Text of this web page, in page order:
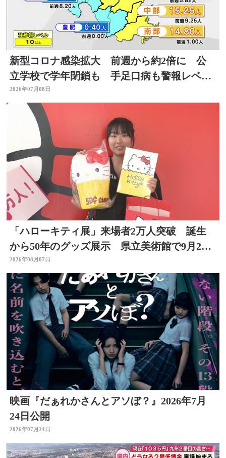
新型コロナ感染拡大 前週から約2倍に 公
立学校で学年閉鎖も 手足口病も警報レベル
上回る 大分
2026年07月08日
「ハローキティ展」来場者2万人突破 誕生
から50年のグッズ展示 県立美術館で9月23
日まで
2026年08月07日
映画『だぁれかさんとアソぼ？』2026年7月
24日公開
2026年07月24日